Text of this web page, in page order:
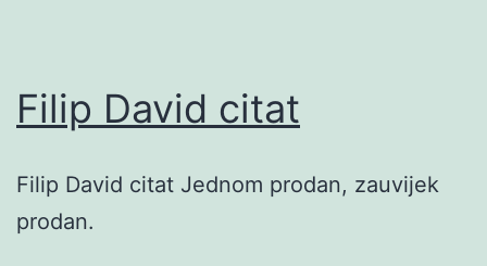
Filip David citat
Filip David citat Jednom prodan, zauvijek
prodan.